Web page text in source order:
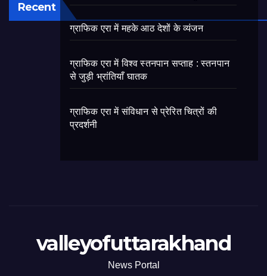
Recent
ग्राफिक एरा में महके आठ देशों के व्यंजन
ग्राफिक एरा में विश्व स्तनपान सप्ताह : स्तनपान
से जुड़ी भ्रांतियाँ घातक
ग्राफिक एरा में संविधान से प्रेरित चित्रों की
प्रदर्शनी
valleyofuttarakhand
News Portal